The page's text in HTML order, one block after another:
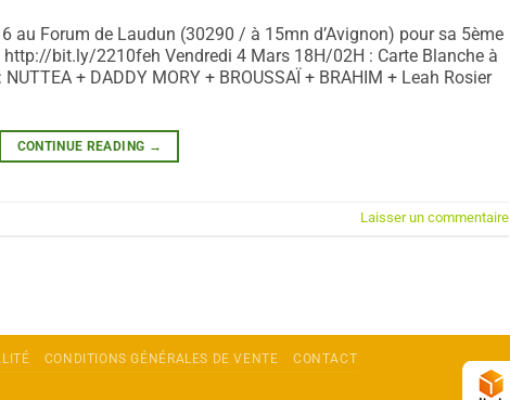
au Forum de Laudun (30290 / à 15mn d’Avignon) pour sa 5ème
bit.ly/2210feh Vendredi 4 Mars 18H/02H : Carte Blanche à
+ DADDY MORY + BROUSSAÏ + BRAHIM + Leah Rosier
CONTINUE READING →
Laisser un commentaire
CONDITIONS GÉNÉRALES DE VENTE CONTACT